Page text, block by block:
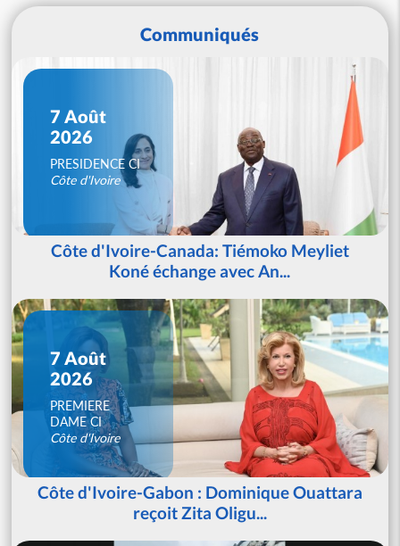
Communiqués
7 Août
2026
PRESIDENCE CI
Côte d'Ivoire
Côte d'Ivoire-Canada: Tiémoko Meyliet
Koné échange avec An...
7 Août
2026
PREMIERE
DAME CI
Côte d'Ivoire
Côte d'Ivoire-Gabon : Dominique Ouattara
reçoit Zita Oligu...